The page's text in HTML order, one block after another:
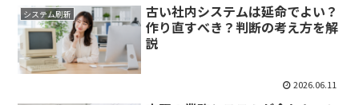
システム刷新
古い社内システムは延命でよい？
作り直すべき？判断の考え方を解
説
2026.06.11